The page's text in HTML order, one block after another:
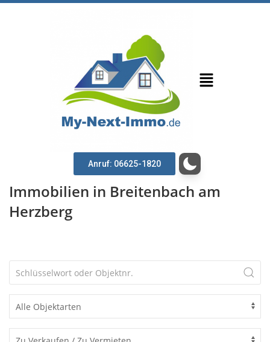
Anruf: 06625-1820
Immobilien in Breitenbach am
Herzberg